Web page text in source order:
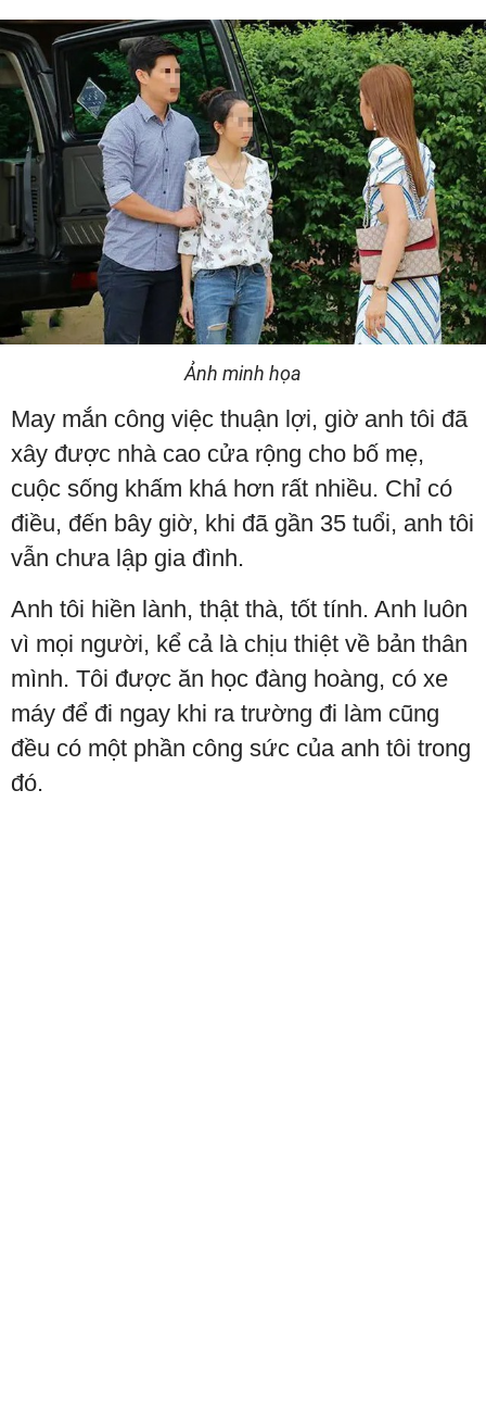
Ảnh minh họa
May mắn công việc thuận lợi, giờ anh tôi đã
xây được nhà cao cửa rộng cho bố mẹ,
cuộc sống khấm khá hơn rất nhiều. Chỉ có
điều, đến bây giờ, khi đã gần 35 tuổi, anh tôi
vẫn chưa lập gia đình.
Anh tôi hiền lành, thật thà, tốt tính. Anh luôn
vì mọi người, kể cả là chịu thiệt về bản thân
mình. Tôi được ăn học đàng hoàng, có xe
máy để đi ngay khi ra trường đi làm cũng
đều có một phần công sức của anh tôi trong
đó.